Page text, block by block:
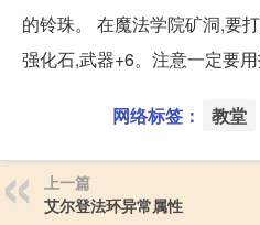
的铃珠。 在魔法学院矿洞,要
强化石,武器+6。注意一定要用
网络标签： 教堂
上一篇
艾尔登法环异常属性